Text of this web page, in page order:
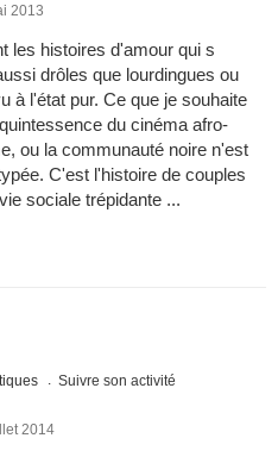
2013
les histoires d'amour qui s
drôles que lourdingues ou
à l'état pur. Ce que je souhaite
du cinéma afro-
ou la communauté noire n'est
C'est l'histoire de couples
sociale trépidante ...
Suivre son activité
2014